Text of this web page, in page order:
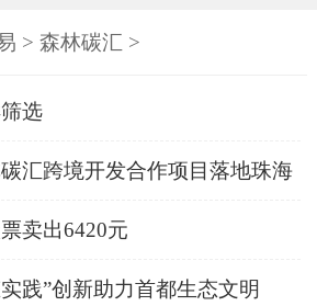
> 森林碳汇 >
选
汇跨境开发合作项目落地珠海
卖出6420元
践”创新助力首都生态文明